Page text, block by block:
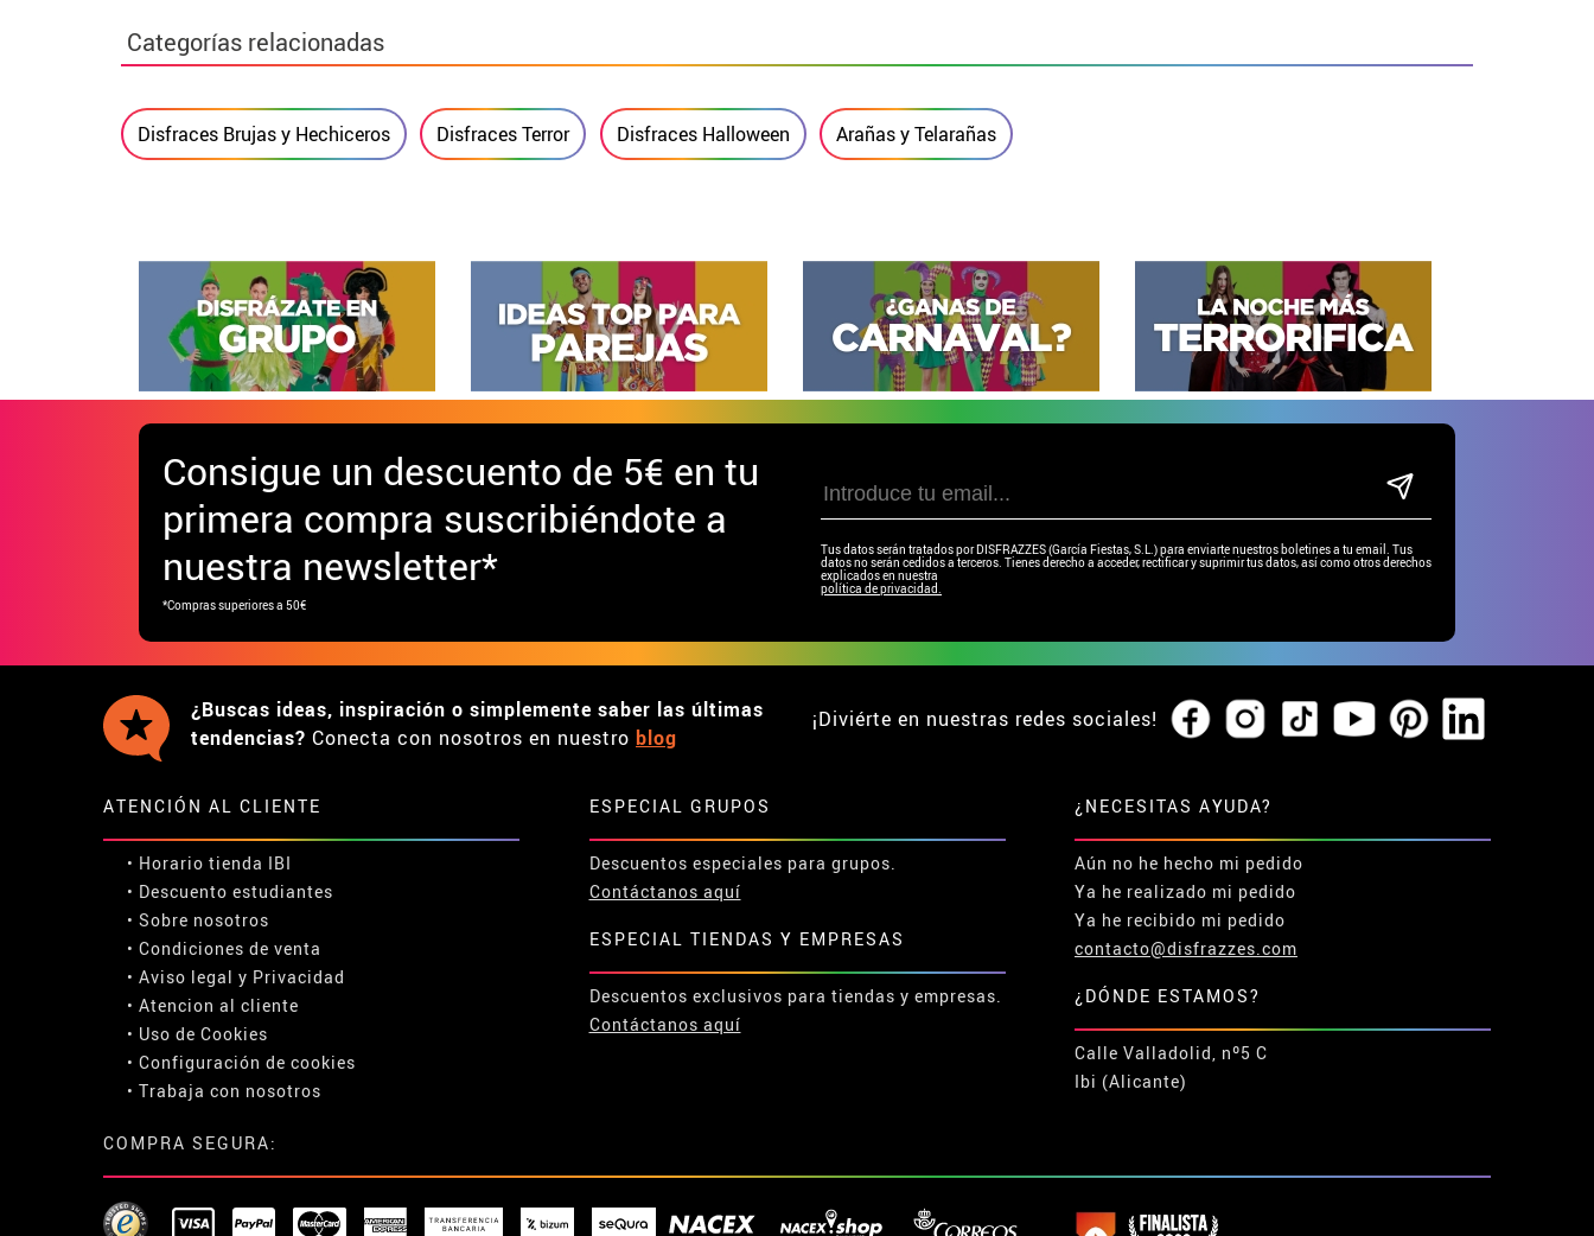
Categorías relacionadas
Disfraces Brujas y Hechiceros Disfraces Terror Disfraces Halloween Arañas y Telarañas
Consigue un descuento de 5€ en tu
primera compra suscribiéndote a
nuestra newsletter*
*Compras superiores a 50€
Tus datos serán tratados por DISFRAZZES (García Fiestas, S.L.) para enviarte nuestros boletines a tu email. Tus
datos no serán cedidos a terceros. Tienes derecho a acceder, rectificar y suprimir tus datos, así como otros derechos
explicados en nuestra
política de privacidad.
¿Buscas ideas, inspiración o simplemente saber las últimas
tendencias? Conecta con nosotros en nuestro blog
¡Diviérte en nuestras redes sociales!
ATENCIÓN AL CLIENTE
• Horario tienda IBI
• Descuento estudiantes
• Sobre nosotros
• Condiciones de venta
• Aviso legal y Privacidad
• Atencion al cliente
• Uso de Cookies
• Configuración de cookies
• Trabaja con nosotros
ESPECIAL GRUPOS
Descuentos especiales para grupos.
Contáctanos aquí
ESPECIAL TIENDAS Y EMPRESAS
Descuentos exclusivos para tiendas y empresas.
Contáctanos aquí
¿NECESITAS AYUDA?
Aún no he hecho mi pedido
Ya he realizado mi pedido
Ya he recibido mi pedido
contacto@disfrazzes.com
¿DÓNDE ESTAMOS?
Calle Valladolid, nº5 C
Ibi (Alicante)
COMPRA SEGURA: